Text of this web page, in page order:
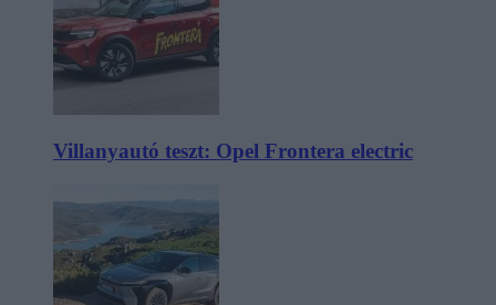
Villanyautó teszt: Opel Frontera electric